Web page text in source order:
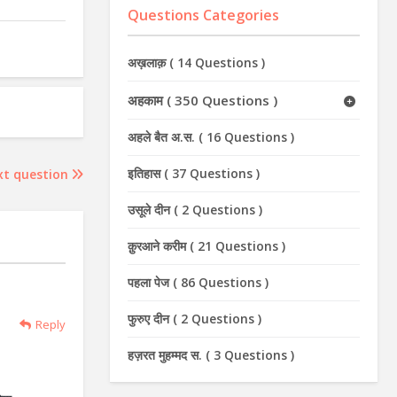
question
Reply
Questions Categories
अख़लाक़( 14 Questions)
अहकाम ( 350 Questions )
अहले बैत अ.स. ( 16 Questions)
इतिहास ( 37 Questions)
उसूले दीन ( 2 Questions)
क़ुरआने करीम ( 21 Questions)
पहला पेज ( 86 Questions)
फुरुए दीन ( 2 Questions)
हज़रत मुहम्मद स. ( 3 Questions)